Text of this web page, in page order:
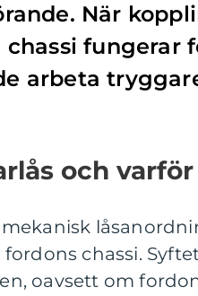
När
chassi fungerar
arbeta
och
chassi.
oavsett om